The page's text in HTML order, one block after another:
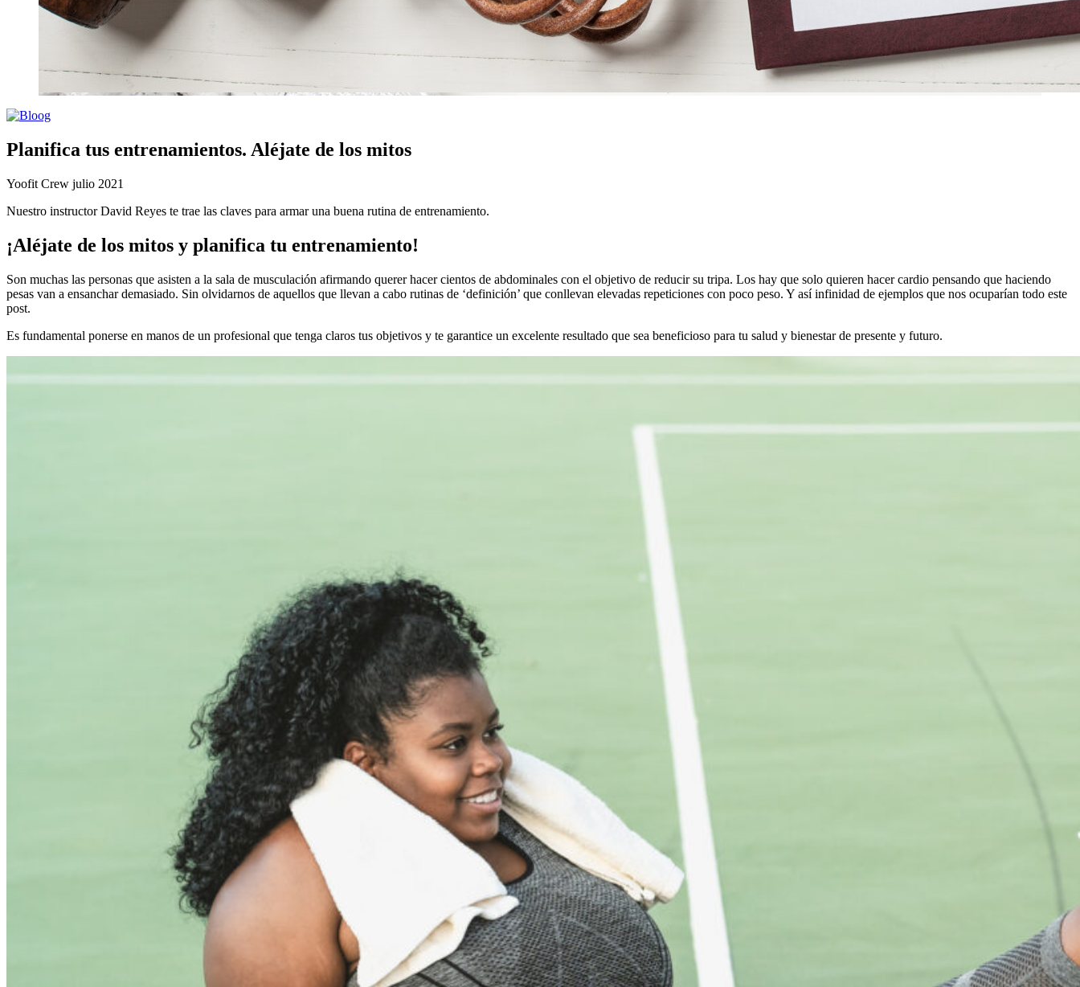
Planifica tus entrenamientos. Aléjate de los mitos
Yoofit Crew julio 2021
Nuestro instructor David Reyes te trae las claves para armar una buena rutina de entrenamiento.
¡Aléjate de los mitos y planifica tu entrenamiento!
Son muchas las personas que asisten a la sala de musculación afirmando querer hacer cientos de abdominales con el objetivo de reducir su tripa. Los hay que solo quieren hacer cardio pensando que haciendo
pesas van a ensanchar demasiado. Sin olvidarnos de aquellos que llevan a cabo rutinas de ‘definición’ que conllevan elevadas repeticiones con poco peso. Y así infinidad de ejemplos que nos ocuparían todo este
post.
Es fundamental ponerse en manos de un profesional que tenga claros tus objetivos y te garantice un excelente resultado que sea beneficioso para tu salud y bienestar de presente y futuro.